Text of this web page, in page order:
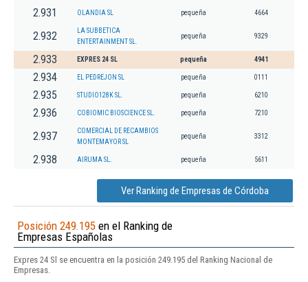
2.931 OLANDIA SL pequeña 4664
2.932
LA SUBBETICA
ENTERTAINMENT SL.
pequeña 9329
2.933 EXPRES 24 SL pequeña 4941
2.934 EL PEDREJON SL pequeña 0111
2.935 STUDIO128K SL. pequeña 6210
2.936 COBIOMIC BIOSCIENCE SL. pequeña 7210
2.937
COMERCIAL DE RECAMBIOS
MONTEMAYOR SL
pequeña 3312
2.938 AIRUMA SL. pequeña 5611
Ver Ranking de Empresas de Córdoba
Posición 249.195 en el Ranking de
Empresas Españolas
Expres 24 Sl se encuentra en la posición 249.195 del Ranking Nacional de
Empresas.